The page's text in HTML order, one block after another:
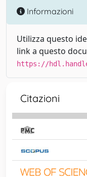
Informazioni
Utilizza questo
link a questo
https://
Citazioni